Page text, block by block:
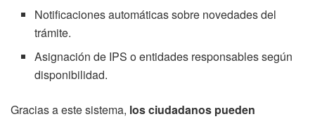
Notificaciones automáticas sobre novedades del
trámite.
Asignación de IPS o entidades responsables según
disponibilidad.
Gracias a este sistema, los ciudadanos pueden